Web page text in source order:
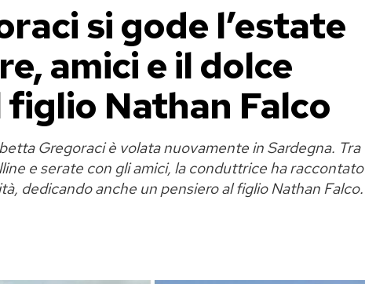
si gode l’estate
amici e il dolce
Nathan Falco
Gregoraci è volata nuovamente in Sardegna. Tra
e serate con gli amici, la conduttrice ha raccontato
dedicando anche un pensiero al figlio Nathan Falco.